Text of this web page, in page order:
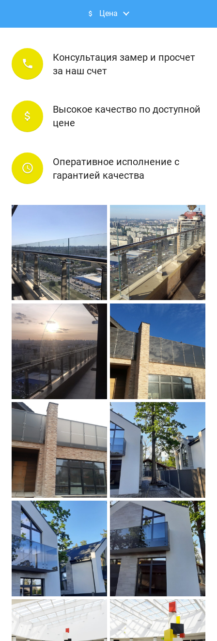
attach_money Цена
phone
Консультация замер и просчет
за наш счет
attach_money
Высокое качество по доступной
цене
access_time
Оперативное исполнение с
гарантией качества